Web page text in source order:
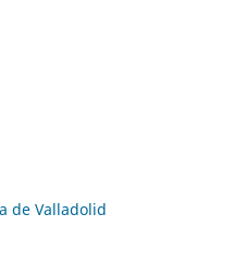
de Valladolid